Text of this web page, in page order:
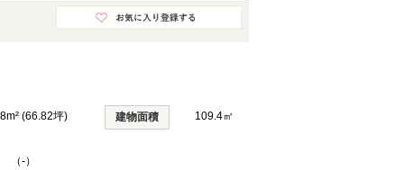
(66.82坪) 建物面積 109.4㎡
（-）